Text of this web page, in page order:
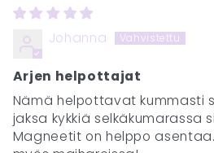
Johanna
Arjen helpottajat
Nämä helpottavat kummasti
jaksa kykkiä selkäkumarassa
Magneetit on helppo